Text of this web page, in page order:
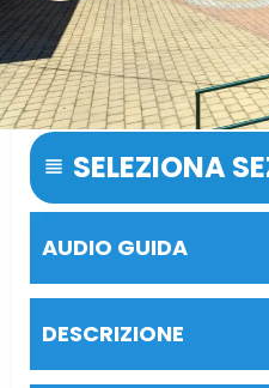
Anfiteatro
L’Anfiteatro Comunale, un
multifunzionale.
SELEZIONA
AUDIO GUIDA
DESCRIZIONE